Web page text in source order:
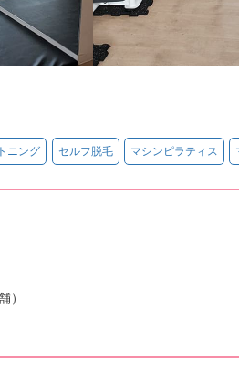
ニング セルフ脱毛 マシンピラティス
）